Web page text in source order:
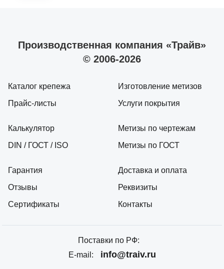
Производственная компания «Трайв»
© 2006-2026
Каталог крепежа
Прайс-листы
Калькулятор
DIN / ГОСТ / ISO
Гарантия
Отзывы
Сертификаты
Изготовление метизов
Услуги покрытия
Метизы по чертежам
Метизы по ГОСТ
Доставка и оплата
Реквизиты
Контакты
Поставки по РФ:
E-mail:
info@traiv.ru